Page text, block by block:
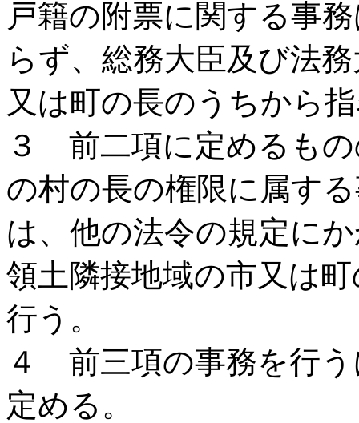
戸籍の附票に関する事
らず、総務大臣及び法
又は町の長のうちから
３ 前二項に定めるも
の村の長の権限に属す
は、他の法令の規定に
領土隣接地域の市又は
行う。
４ 前三項の事務を行
定める。